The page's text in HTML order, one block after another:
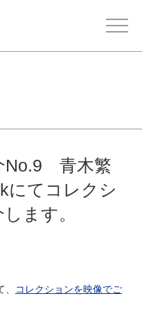
No.9 青木繁
にてコレクシ
ます。
コレクションを映像でご